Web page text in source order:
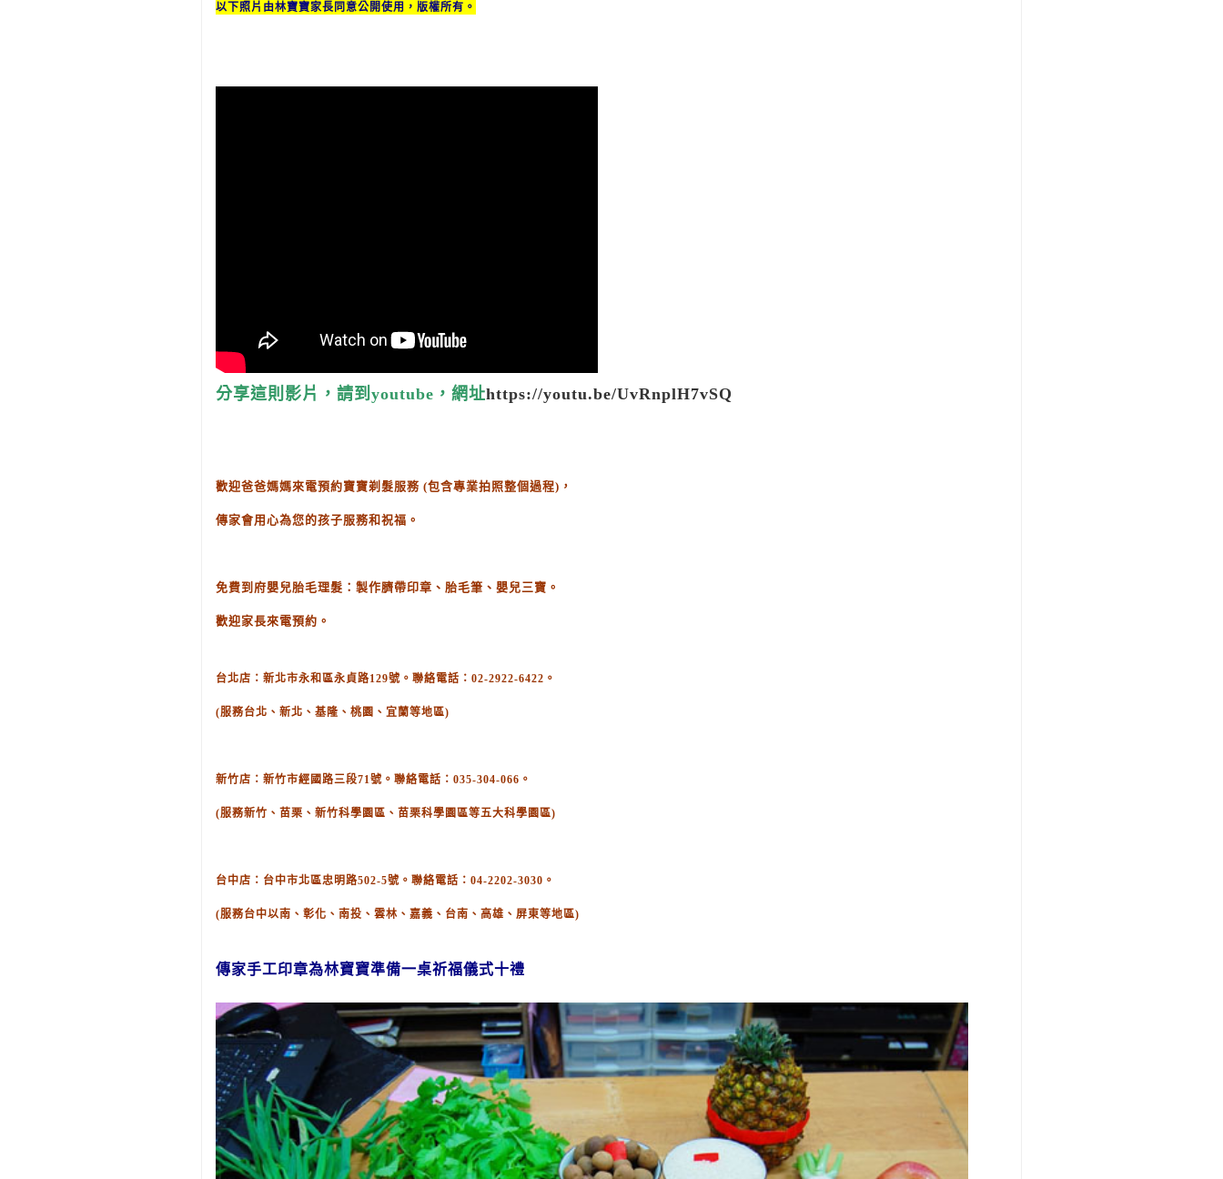
以下照片由林寶寶家長同意公開使用，版權所有。
分享這則影片，請到youtube，網址https://youtu.be/UvRnplH7vSQ
歡迎爸爸媽媽來電預約寶寶剃髮服務 (包含專業拍照整個過程) ，
傳家會用心為您的孩子服務和祝福。
免費到府嬰兒胎毛理髮：製作臍帶印章、胎毛筆、嬰兒三寶。
歡迎家長來電預約。
台北店：新北市永和區永貞路129號。聯絡電話：02-2922-6422。
(服務台北、新北、基隆、桃園、宜蘭等地區)
新竹店：新竹市經國路三段71號。聯絡電話：035-304-066。
(服務新竹、苗栗、新竹科學園區、苗栗科學園區等五大科學園區)
台中店：台中市北區忠明路502-5號。聯絡電話：04-2202-3030。
(服務台中以南、彰化、南投、雲林、嘉義、台南、高雄、屏東等地區)
傳家手工印章為林寶寶準備一桌祈福儀式十禮